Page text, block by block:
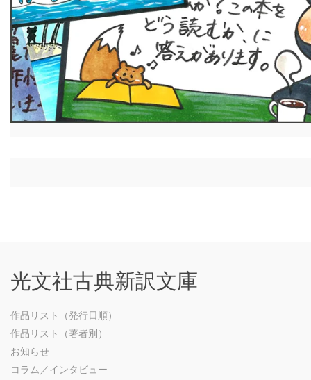
光文社古典新訳文庫
作品リスト（発行日順）
作品リスト（著者別）
お知らせ
コラム／インタビュー